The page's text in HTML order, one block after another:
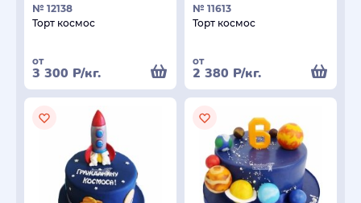
№ 12138
Торт космос
от
3 300 Р/кг.
№ 11613
Торт космос
от
2 380 Р/кг.